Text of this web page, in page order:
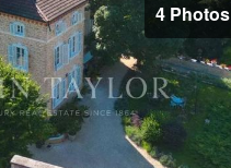
4 Photos